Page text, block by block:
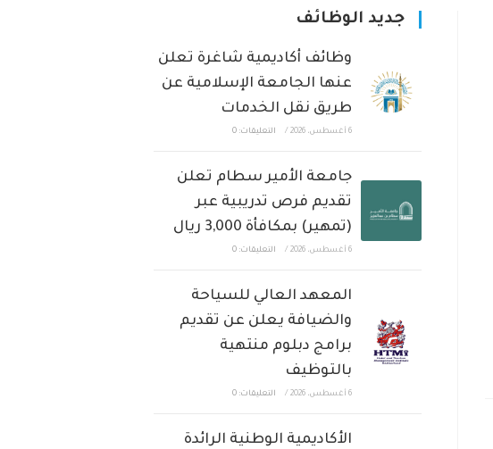
جديد الوظائف
وظائف أكاديمية شاغرة تعلن
عنها الجامعة الإسلامية عن
طريق نقل الخدمات
6 أغسطس، 2026 / التعليقات: 0
جامعة الأمير سطام تعلن
تقديم فرص تدريبية عبر
(تمهير) بمكافأة 3,000 ريال
6 أغسطس، 2026 / التعليقات: 0
المعهد العالي للسياحة
والضيافة يعلن عن تقديم
برامج دبلوم منتهية
بالتوظيف
6 أغسطس، 2026 / التعليقات: 0
الأكاديمية الوطنية الرائدة